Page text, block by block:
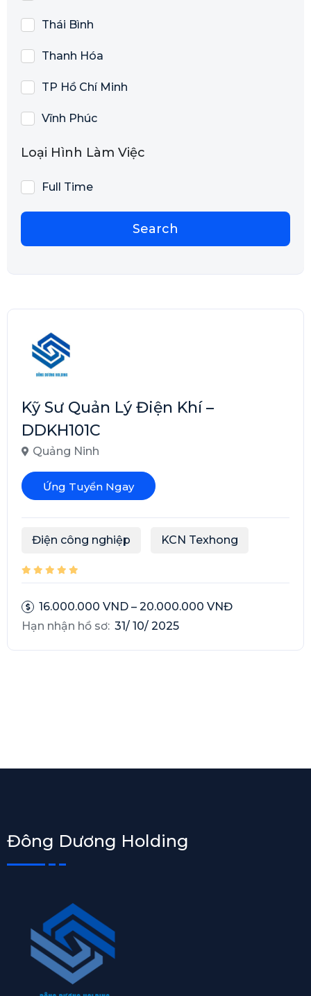
Thái Bình
Thanh Hóa
TP Hồ Chí Minh
Vĩnh Phúc
Loại Hình Làm Việc
Full Time
Search
Kỹ Sư Quản Lý Điện Khí –
DDKH101C
Quảng Ninh
Ứng Tuyển Ngay
Điện công nghiệp KCN Texhong
16.000.000 VND – 20.000.000 VNĐ
Hạn nhận hồ sơ: 31/ 10/ 2025
Đông Dương Holding